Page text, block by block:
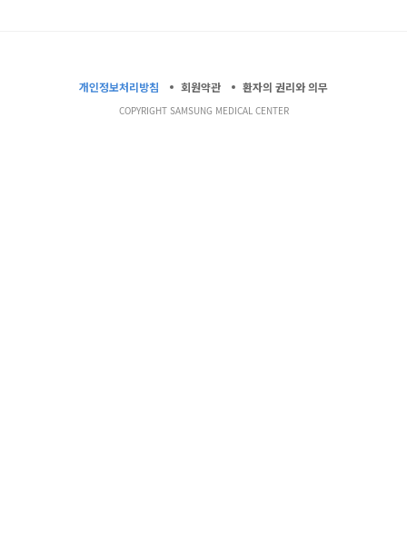
개인정보처리방침 회원약관 환자의 권리와 의무
COPYRIGHT SAMSUNG MEDICAL CENTER